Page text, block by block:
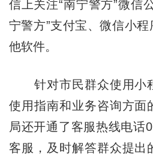
信上关注“南宁警方”微信
宁警方”支付宝、微信小
他软件。
针对市民群众使用小
使用指南和业务咨询方面
局还开通了客服热线电话
客服，及时解答群众提出